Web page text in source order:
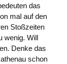
das
mal auf den
Stoßzeiten
wenig. Will
Denke das
schon